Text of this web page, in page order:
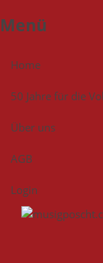
Menü
Home
50 Jahre für die
Über uns
AGB
Login